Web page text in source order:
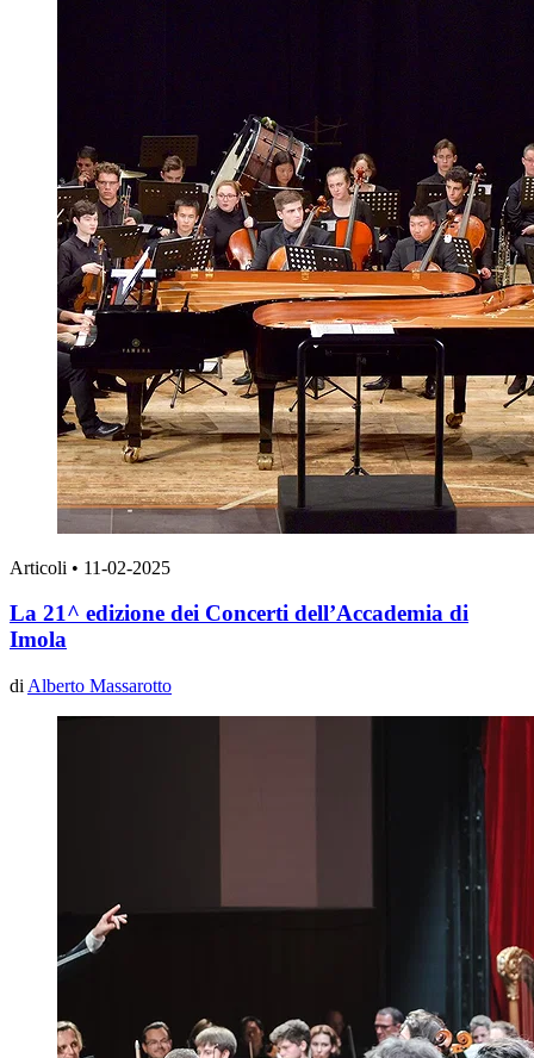
Articoli • 11-02-2025
La 21^ edizione dei Concerti dell’Accademia di
Imola
di Alberto Massarotto